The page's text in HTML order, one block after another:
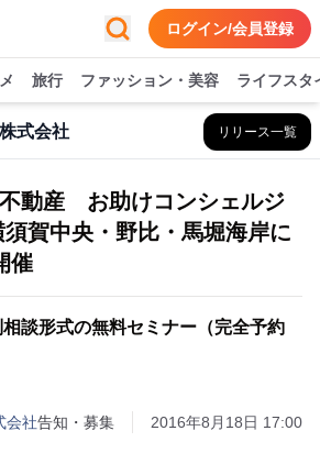
ログイン/会員登録
旅行 ファッション・美容 ライフスタ
式会社 リリース一覧
不動産 お助けコンシェルジ
賀中央・野比・馬堀海岸に
催
談形式の無料セミナー（完全予約
会社告知・募集 2016年8月18日 17:00